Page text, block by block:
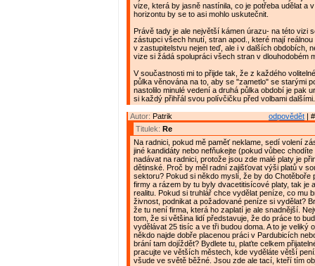
vize, která by jasně nastínila, co je potřeba udělat a
horizontu by se to asi mohlo uskutečnit.
Právě tady je ale největší kámen úrazu- na této vizi
zástupci všech hnutí, stran apod., které mají
v zastupitelstvu nejen teď, ale i v dalších obdobích,
vize si žádá spolupráci všech stran v dlouhodobém
V součastnosti mi to přijde tak, že z každého
půlka věnována na to, aby se "zametlo" se starými
nastolilo minulé vedení a druhá půlka období je pak
si každý přihřál svou polívčičku před volbami
odpovědět |
Autor: Patrik
Titulek: Re
Na radnici, pokud mě paměť neklame, sedí volení
jiné kandidáty nebo nefňukejte (pokud vůbec chodíte
nadávat na radnici, protože jsou zde malé platy je
dětinské. Proč by měl radní zajišťovat výši platů v
sektoru? Pokud si někdo myslí, že by do Chotěboře
firmy a rázem by tu byly dvacetitisícové platy, tak je
realitu. Pokud si truhlář chce vydělat peníze, co mu
živnost, podnikat a požadované peníze si vydělat?
že tu není firma, která ho zaplatí je ale snadnější.
tom, že si většina lidí představuje, že do práce to
vydělávat 25 tisíc a ve tři budou doma. A to je veliký
někdo najde dobře placenou práci v Pardubicích
brání tam dojíždět? Bydlete tu, plaťte celkem
pracujte ve větších městech, kde vyděláte větší
všude ve světě běžné. Jsou zde ale tací, kteří tím